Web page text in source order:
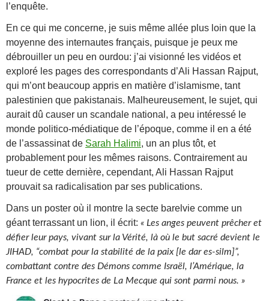
l’enquête.
En ce qui me concerne, je suis même allée plus loin que la
moyenne des internautes français, puisque je peux me
débrouiller un peu en ourdou: j’ai visionné les vidéos et
exploré les pages des correspondants d’Ali Hassan Rajput,
qui m’ont beaucoup appris en matière d’islamisme, tant
palestinien que pakistanais. Malheureusement, le sujet, qui
aurait dû causer un scandale national, a peu intéressé le
monde politico-médiatique de l’époque, comme il en a été
de l’assassinat de Sarah Halimi, un an plus tôt, et
probablement pour les mêmes raisons. Contrairement au
tueur de cette dernière, cependant, Ali Hassan Rajput
prouvait sa radicalisation par ses publications.
Dans un poster où il montre la secte barelvie comme un
géant terrassant un lion, il écrit: « Les anges peuvent prêcher et
défier leur pays, vivant sur la Vérité, là où le but sacré devient le
JIHAD, “combat pour la stabilité de la paix [le dar es-silm]”,
combattant contre des Démons comme Israël, l’Amérique, la
France et les hypocrites de La Mecque qui sont parmi nous. »